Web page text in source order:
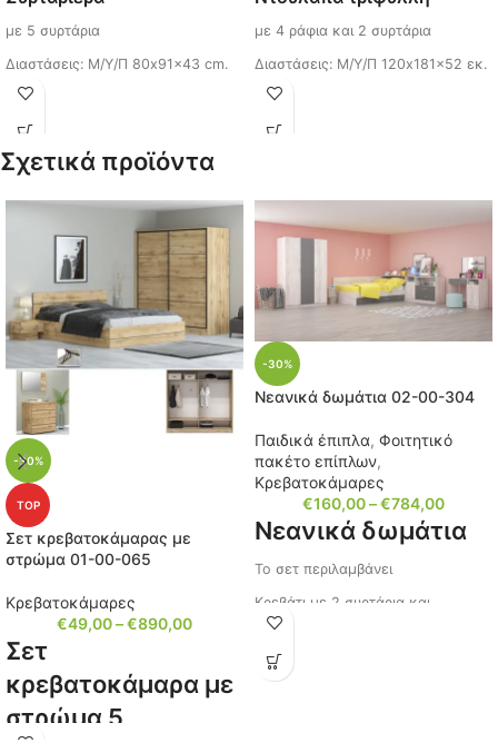
με 5 συρτάρια
Διαστάσεις: Μ/Υ/Π 80x91x43 cm.
Χρώμα: Άσπρο Γυαλιστερό
Κωδικός: 10-18-003
Ίσως σας ενδιαφέρει, πατήστε τον
με 4 ράφια και 2 συρτάρια
Διαστάσεις: Μ/Υ/Π 120x181x52 εκ.
Αγοράζοντας 2 φορές το προϊόν
εξάφυλλη ντουλάπα,
μπορεί επίσης να συνδυαστεί με
δίφυλλη ντουλάπα (
20-18-704
)
και με το αντίστοιχο πατάρι (20-
18-705).
Γενικότερα μπορείτε να φτιάξετε
τους δικούς σας συνδυασμούς
στις διαστάσεις που επιθυμείτε.
Χρώμα: Άσπρο γυαλιστερό
Κωδικός: 20-18-706
Σχετικά προϊόντα
-30%
TOP
Σετ κρεβατοκάμαρας με
στρώμα 01-00-065
Κρεβατοκάμαρες
€49,00–€890,00
Σετ
κρεβατοκάμαρα με
στρώμα 5
-30%
Νεανικά δωμάτια 02-00-304
Παιδικά έπιπλα, Φοιτητικό
πακέτο επίπλων,
Κρεβατοκάμαρες
€160,00–€784,00
Νεανικά δωμάτια
Το σετ περιλαμβάνει
Κρεβάτι με 2 συρτάρια και
μπαούλο στο προσκέφαλο
Διαστάσεις: Μ/Υ/Π 194x75x86εκ.